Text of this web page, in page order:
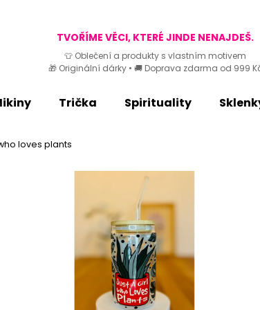
TVOŘÍME VĚCI, KTERÉ JINDE NENAJDEŠ.
👕 Oblečení a produkty s vlastním motivem
🎁 Originální dárky • 🚚 Doprava zdarma od 999
Trička Spirituality
loves plants
Co potřebujete najít?
Doporučujeme